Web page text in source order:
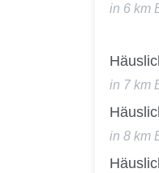
in 6 km
in 7 km
in 8 km